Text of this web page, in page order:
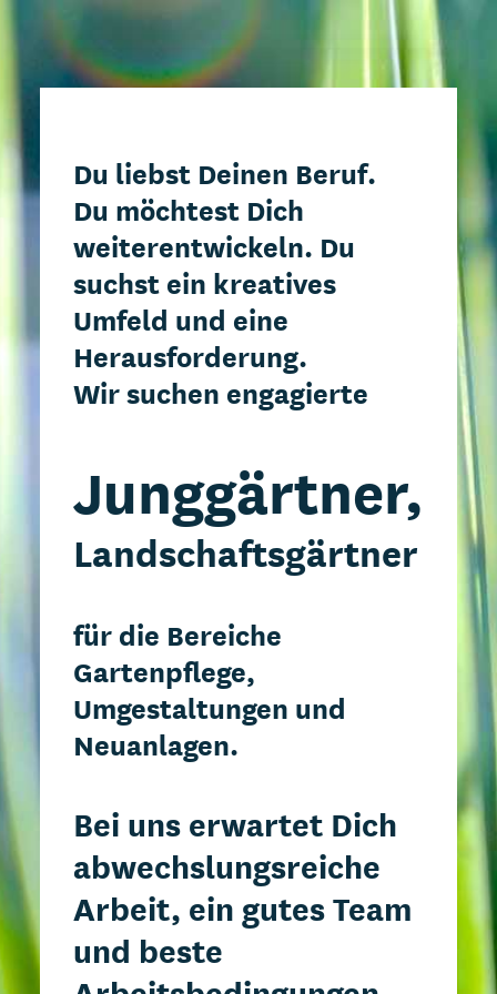
Du liebst Deinen Beruf.
Du möchtest Dich
weiterentwickeln. Du
suchst ein kreatives
Umfeld und eine
Herausforderung.
Wir suchen engagierte
Junggärtner,
Landschaftsgärtner
für die Bereiche
Gartenpflege,
Umgestaltungen und
Neuanlagen.
Bei uns erwartet Dich
abwechslungsreiche
Arbeit, ein gutes Team
und beste